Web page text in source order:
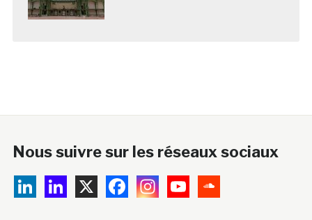
Nous suivre sur les réseaux sociaux